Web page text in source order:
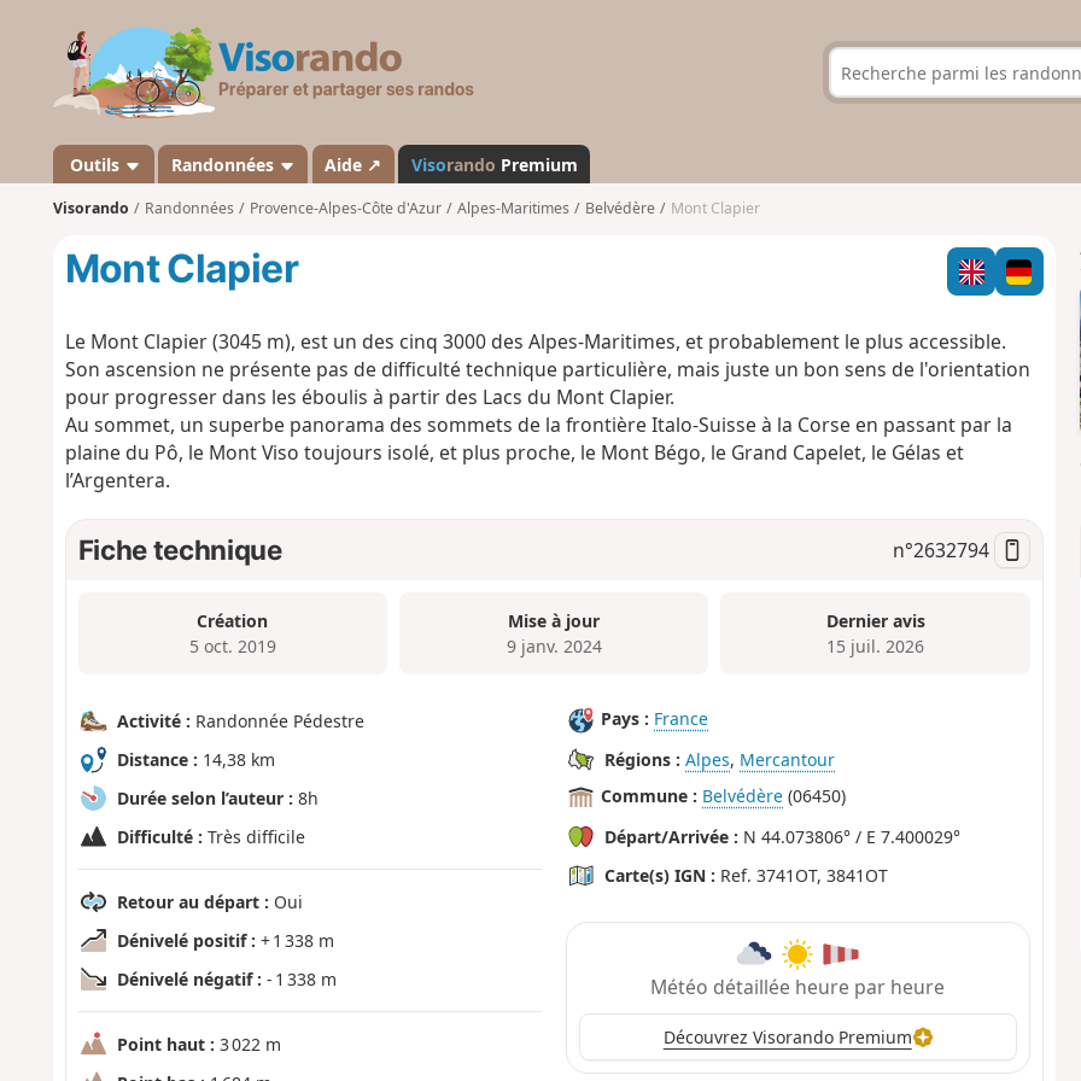
s
a
n
d
Outils Randonnées Aide ↗ Visorando Premium
Visorando Randonnées Provence-Alpes-Côte d'Azur Alpes-Maritimes Belvédère Mont Clapier
Mont Clapier
Le Mont Clapier (3045 m), est un des cinq 3000 des Alpes-Maritimes, et probablement le plus accessible.
Son ascension ne présente pas de difficulté technique particulière, mais juste un bon sens de l'orientation
pour progresser dans les éboulis à partir des Lacs du Mont Clapier.
Au sommet, un superbe panorama des sommets de la frontière Italo-Suisse à la Corse en passant par la
plaine du Pô, le Mont Viso toujours isolé, et plus proche, le Mont Bégo, le Grand Capelet, le Gélas et
l’Argentera.
Fiche technique n°2632794
Création
5 oct. 2019
Mise à jour
9 janv. 2024
Dernier avis
15 juil. 2026
Activité : Randonnée Pédestre
Distance : 14,38 km
Durée selon l’auteur : 8h
Difficulté : Très difficile
Retour au départ : Oui
Dénivelé positif : + 1 338 m
Dénivelé négatif : - 1 338 m
Point haut : 3 022 m
Pays : France
Régions : Alpes, Mercantour
Commune : Belvédère (06450)
Départ/Arrivée : N 44.073806° / E 7.400029°
Carte(s) IGN : Ref. 3741OT, 3841OT
Météo détaillée heure par heure
Découvrez Visorando Premium